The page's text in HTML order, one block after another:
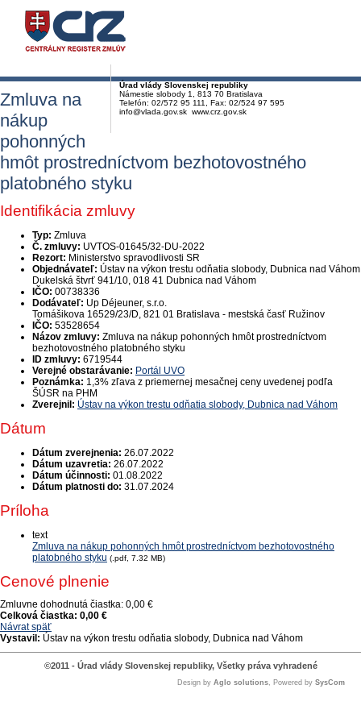
Úrad vlády Slovenskej republiky
Námestie slobody 1, 813 70 Bratislava
Telefón: 02/572 95 111, Fax: 02/524 97 595
info@vlada.gov.sk www.crz.gov.sk
Zmluva na
nákup
pohonných
hmôt prostredníctvom bezhotovostného
platobného styku
Identifikácia zmluvy
Typ: Zmluva
Č. zmluvy: UVTOS-01645/32-DU-2022
Rezort: Ministerstvo spravodlivosti SR
Objednávateľ: Ústav na výkon trestu odňatia slobody, Dubnica nad Váhom
Dukelská štvrť 941/10, 018 41 Dubnica nad Váhom
IČO: 00738336
Dodávateľ: Up Déjeuner, s.r.o.
Tomášikova 16529/23/D, 821 01 Bratislava - mestská časť Ružinov
IČO: 53528654
Názov zmluvy: Zmluva na nákup pohonných hmôt prostredníctvom
bezhotovostného platobného styku
ID zmluvy: 6719544
Verejné obstarávanie: Portál UVO
Poznámka: 1,3% zľava z priemernej mesačnej ceny uvedenej podľa
ŠÚSR na PHM
Zverejnil: Ústav na výkon trestu odňatia slobody, Dubnica nad Váhom
Dátum
Dátum zverejnenia: 26.07.2022
Dátum uzavretia: 26.07.2022
Dátum účinnosti: 01.08.2022
Dátum platnosti do: 31.07.2024
Príloha
text
Zmluva na nákup pohonných hmôt prostredníctvom bezhotovostného
platobného styku (.pdf, 7.32 MB)
Cenové plnenie
Zmluvne dohodnutá čiastka: 0,00 €
Celková čiastka: 0,00 €
Návrat späť
Vystavil: Ústav na výkon trestu odňatia slobody, Dubnica nad Váhom
©2011 - Úrad vlády Slovenskej republiky, Všetky práva vyhradené
Design by Aglo solutions, Powered by SysCom